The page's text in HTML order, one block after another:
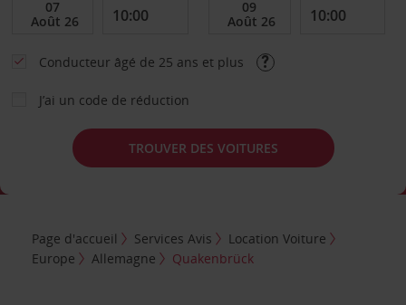
Conducteur âgé de 25 ans et plus
J’ai un code de réduction
TROUVER DES VOITURES
Page d'accueil Services Avis
Location Voiture
Europe
Allemagne Quakenbrück